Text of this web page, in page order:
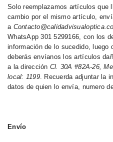
Solo reemplazamos artículos que
cambio por el mismo artículo,
a
WhatsApp 301 5299166, con los
información de lo sucedido, luego
deberás envíanos los artículos
a la dirección Cl. 30A #82A-26,
local: 1199. Recuerda adjuntar la
datos de quien lo envía, numero
Envío